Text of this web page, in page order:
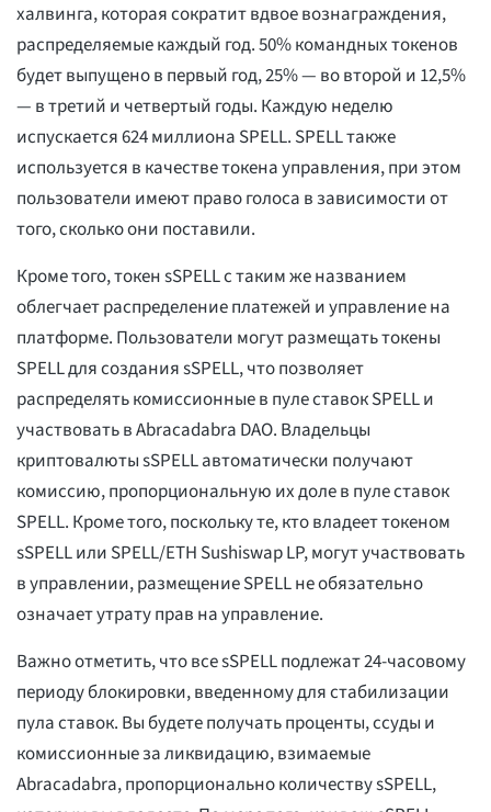
халвинга, которая сократит вдвое вознаграждения,
распределяемые каждый год. 50% командных токенов
будет выпущено в первый год, 25% — во второй и 12,5%
— в третий и четвертый годы. Каждую неделю
испускается 624 миллиона SPELL. SPELL также
используется в качестве токена управления, при этом
пользователи имеют право голоса в зависимости от
того, сколько они поставили.
Кроме того, токен sSPELL с таким же названием
облегчает распределение платежей и управление на
платформе. Пользователи могут размещать токены
SPELL для создания sSPELL, что позволяет
распределять комиссионные в пуле ставок SPELL и
участвовать в Abracadabra DAO. Владельцы
криптовалюты sSPELL автоматически получают
комиссию, пропорциональную их доле в пуле ставок
SPELL. Кроме того, поскольку те, кто владеет токеном
sSPELL или SPELL/ETH Sushiswap LP, могут участвовать
в управлении, размещение SPELL не обязательно
означает утрату прав на управление.
Важно отметить, что все sSPELL подлежат 24-часовому
периоду блокировки, введенному для стабилизации
пула ставок. Вы будете получать проценты, ссуды и
комиссионные за ликвидацию, взимаемые
Abracadabra, пропорционально количеству sSPELL,